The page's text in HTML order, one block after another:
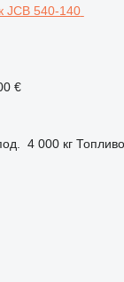
€
4 000 кг Топливо